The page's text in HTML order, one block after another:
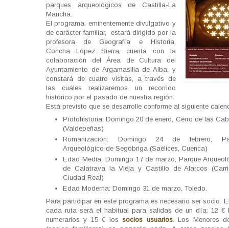
parques arqueológicos de Castilla-La
Mancha.
El programa, eminentemente divulgativo y
de carácter familiar, estará dirigido por la
profesora de Geografía e Historia,
Concha López Sierra, cuenta con la
colaboración del Área de Cultura del
Ayuntamiento de Argamasilla de Alba, y
constará de cuatro visitas, a través de
las cuáles realizaremos un recorrido
histórico por el pasado de nuestra región.
Está previsto que se desarrolle conforme al siguiente
Protohistoria: Domingo 20 de enero, Cerro de las
(Valdepeñas)
Romanización: Domingo 24 de febrero,
Arqueológico de Segóbriga (Saélices, Cuenca)
Edad Media: Domingo 17 de marzo, Parque
de Calatrava la Vieja y Castillo de Alarcos
Ciudad Real)
Edad Moderna: Domingo 31 de marzo, Toledo.
Para participar en este programa es necesario ser socio.
cada ruta será el habitual para salidas de un día: 12 €
numerarios y 15 € lossocios usuarios. Los Menores